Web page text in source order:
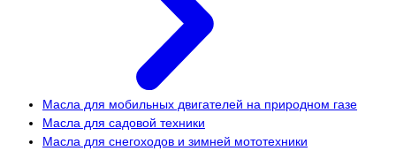
Масла для мобильных двигателей на природном газе
Масла для садовой техники
Масла для снегоходов и зимней мототехники